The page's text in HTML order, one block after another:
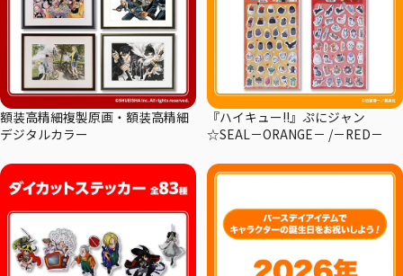
額装高精細複製原画・額装高精細
デジタルカラー
『ハイキュー!!』ぷにジャン
☆SEAL－ORANGE－ /－RED－